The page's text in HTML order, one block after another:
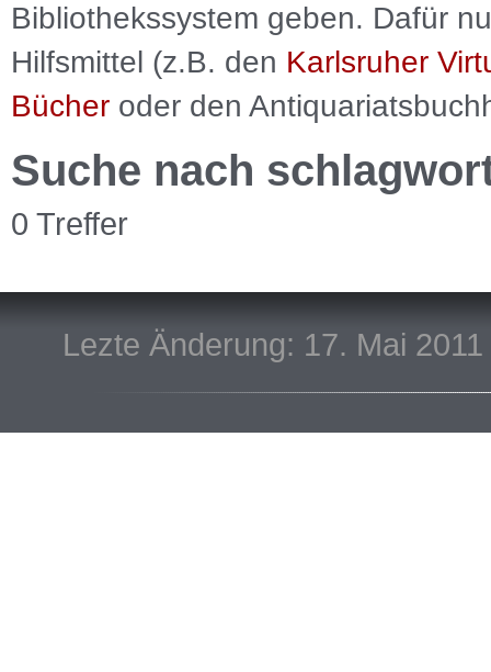
Bibliothekssystem geben. Dafür
Hilfsmittel (z.B. den Karlsruher
Bücher oder den
Suche nach
0 Treffer
Lezte Änderung: 17. Mai